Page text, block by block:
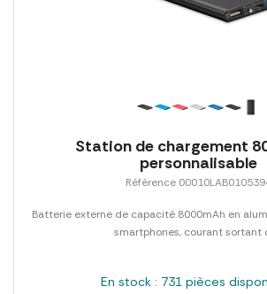
Station de chargement
personnalisable
Référence
Batterie externe de capacité 8000mAh en
smartphones, courant sortant
En stock : 731 pièces